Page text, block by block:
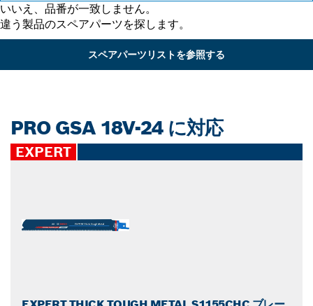
いいえ、品番が一致しません。
違う製品のスペアパーツを探します。
スペアパーツリストを参照する
PRO GSA 18V-24 に対応
EXPERT